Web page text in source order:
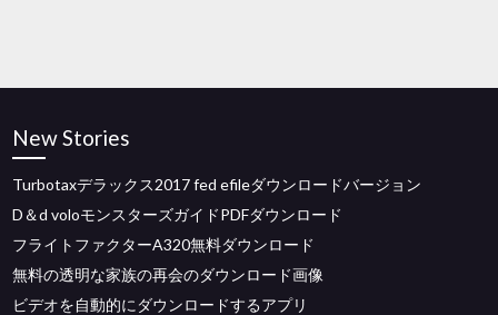
New Stories
Turbotaxデラックス2017 fed efileダウンロードバージョン
D＆d voloモンスターズガイドPDFダウンロード
フライトファクターA320無料ダウンロード
無料の透明な家族の再会のダウンロード画像
ビデオを自動的にダウンロードするアプリ